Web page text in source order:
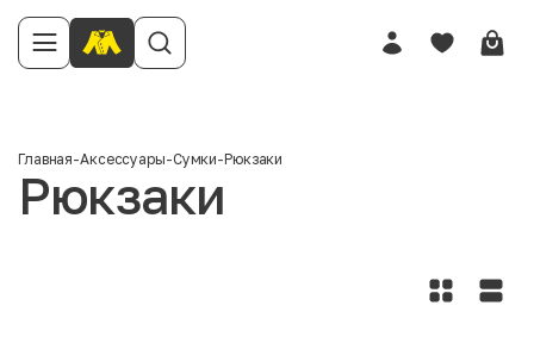
Главная-Аксессуары-Сумки-Рюкзаки
Рюкзаки